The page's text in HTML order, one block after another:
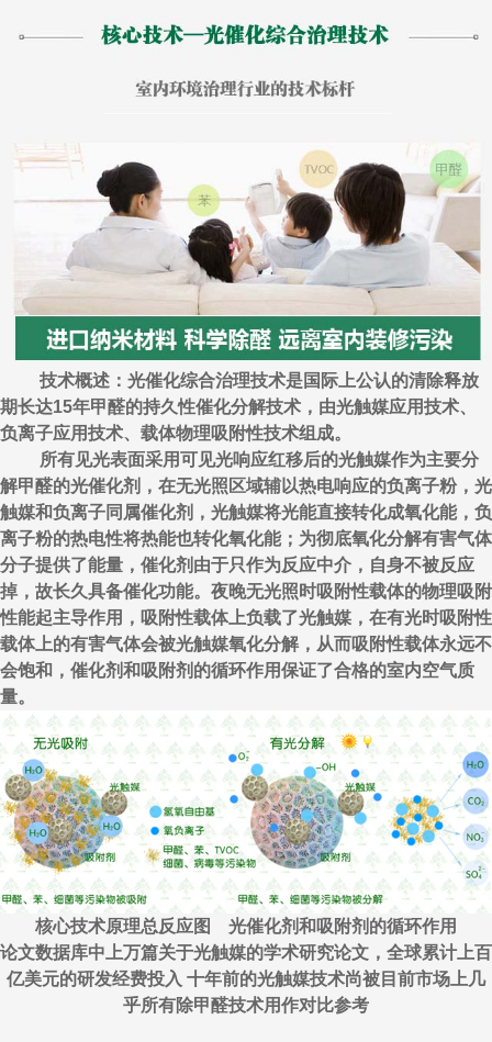
技术概述：光催化综合治理技术是国际上公认的清除释放
期长达15年甲醛的持久性催化分解技术，由光触媒应用技术、
负离子应用技术、载体物理吸附性技术组成。
所有见光表面采用可见光响应红移后的光触媒作为主要分
解甲醛的光催化剂，在无光照区域辅以热电响应的负离子粉，光
触媒和负离子同属催化剂，光触媒将光能直接转化成氧化能，负
离子粉的热电性将热能也转化氧化能；为彻底氧化分解有害气体
分子提供了能量，催化剂由于只作为反应中介，自身不被反应
掉，故长久具备催化功能。夜晚无光照时吸附性载体的物理吸附
性能起主导作用，吸附性载体上负载了光触媒，在有光时吸附性
载体上的有害气体会被光触媒氧化分解，从而吸附性载体永远不
会饱和，催化剂和吸附剂的循环作用保证了合格的室内空气质
量。
核心技术原理总反应图 光催化剂和吸附剂的循环作用
论文数据库中上万篇关于光触媒的学术研究论文，全球累计上百
亿美元的研发经费投入 十年前的光触媒技术尚被目前市场上几
乎所有除甲醛技术用作对比参考